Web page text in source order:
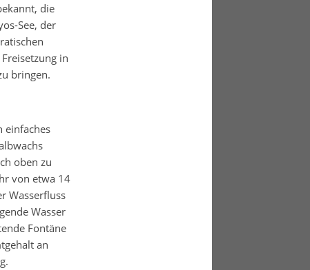
die
See, der
in
bringen.
einfaches
oben zu
von etwa 14
Wasserfluss
Wasser
Fontäne
an